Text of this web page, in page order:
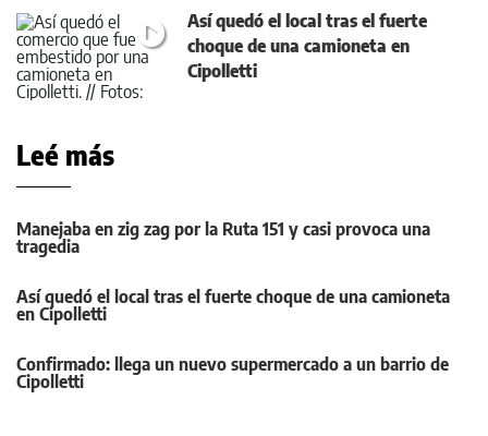
Así quedó el local tras el fuerte
choque de una camioneta en
Cipolletti
Leé más
Manejaba en zig zag por la Ruta 151 y casi provoca una
tragedia
Así quedó el local tras el fuerte choque de una camioneta
en Cipolletti
Confirmado: llega un nuevo supermercado a un barrio de
Cipolletti